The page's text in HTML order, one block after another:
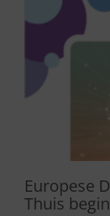
Europese
Thuis